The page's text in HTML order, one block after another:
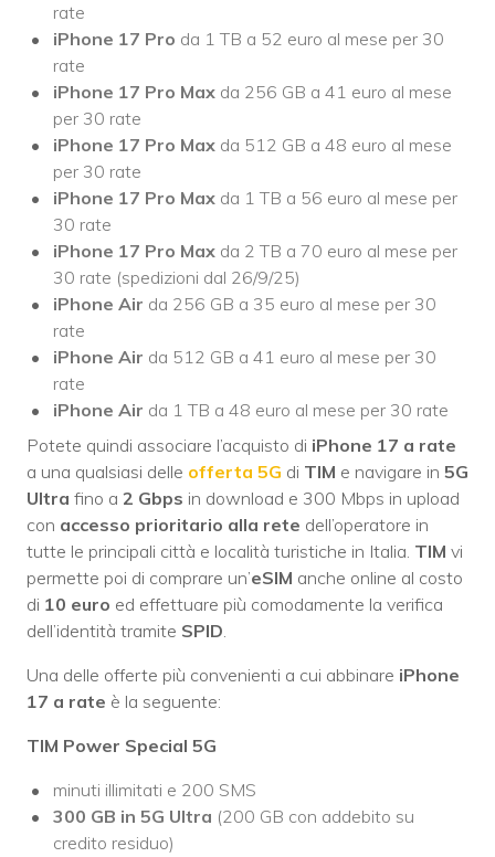
rate
iPhone 17 Pro da 1 TB a 52 euro al mese per 30
rate
iPhone 17 Pro Max da 256 GB a 41 euro al mese
per 30 rate
iPhone 17 Pro Max da 512 GB a 48 euro al mese
per 30 rate
iPhone 17 Pro Max da 1 TB a 56 euro al mese per
30 rate
iPhone 17 Pro Max da 2 TB a 70 euro al mese per
30 rate (spedizioni dal 26/9/25)
iPhone Air da 256 GB a 35 euro al mese per 30
rate
iPhone Air da 512 GB a 41 euro al mese per 30
rate
iPhone Air da 1 TB a 48 euro al mese per 30 rate
Potete quindi associare l’acquisto di iPhone 17 a rate
a una qualsiasi delle offerta 5G di TIM e navigare in 5G
Ultra fino a 2 Gbps in download e 300 Mbps in upload
con accesso prioritario alla rete dell’operatore in
tutte le principali città e località turistiche in Italia. TIM vi
permette poi di comprare un’eSIM anche online al costo
di 10 euro ed effettuare più comodamente la verifica
dell’identità tramite SPID.
Una delle offerte più convenienti a cui abbinare iPhone
17 a rate è la seguente:
TIM Power Special 5G
minuti illimitati e 200 SMS
300 GB in 5G Ultra (200 GB con addebito su
credito residuo)